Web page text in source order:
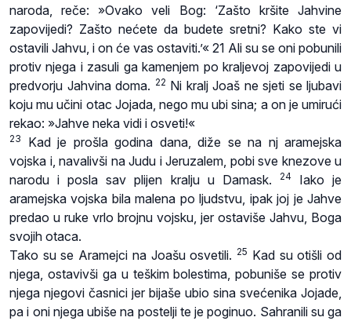
naroda, reče: »Ovako veli Bog: ‘Zašto kršite Jahvine
zapovijedi? Zašto nećete da budete sretni? Kako ste vi
ostavili Jahvu, i on će vas ostaviti.’« 21 Ali su se oni pobunili
protiv njega i zasuli ga kamenjem po kraljevoj zapovijedi u
predvorju Jahvina doma. 22 Ni kralj Joaš ne sjeti se ljubavi
koju mu učini otac Jojada, nego mu ubi sina; a on je umirući
rekao: »Jahve neka vidi i osveti!«
23
Kad je prošla godina dana, diže se na nj aramejska
vojska i, navalivši na Judu i Jeruzalem, pobi sve knezove u
narodu i posla sav plijen kralju u Damask.
24Iako je
aramejska vojska bila malena po ljudstvu, ipak joj je Jahve
predao u ruke vrlo brojnu vojsku, jer ostaviše Jahvu, Boga
svojih otaca.
Tako su se Aramejci na Joašu osvetili. 25 Kad su otišli od
njega, ostavivši ga u teškim bolestima, pobuniše se protiv
njega njegovi časnici jer bijaše ubio sina svećenika Jojade,
pa i oni njega ubiše na postelji te je poginuo. Sahranili su ga